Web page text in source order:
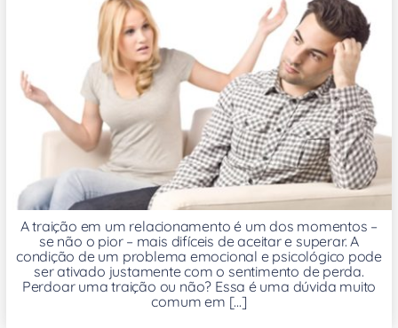
A traição em um relacionamento é um dos momentos –
se não o pior – mais difíceis de aceitar e superar. A
condição de um problema emocional e psicológico pode
ser ativado justamente com o sentimento de perda.
Perdoar uma traição ou não? Essa é uma dúvida muito
comum em [...]